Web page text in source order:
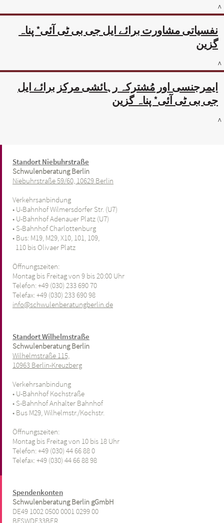
^
نفسیاتی مشاورت برائے ایل جی بی ٹی آئی* پناہ
گزین
^
ایمرجنسی اور مُشترکہ رہائشی مرکز برائے ایل
جی بی ٹی آئی* پناہ گزین
^
Standort Niebuhrstraße
Schwulenberatung Berlin
Niebuhrstraße 59/60, 10629 Berlin
Verkehrsanbindung
• U-Bahnhof Wilmersdorfer Str. (U7)
• U-Bahnhof Adenauer Platz (U7)
• S-Bahnhof Charlottenburg
• Bus: M19, M29, X10, 101, 109,
110 bis Olivaer Platz
Öffnungszeiten:
Montag bis Freitag von 9 bis 20:00 Uhr
Telefon: +49 (030) 233 690 70
Telefax: +49 (030) 233 690 98
info@schwulenberatungberlin.de
Standort Wilhelmstraße
Schwulenberatung Berlin
Wilhelmstraße 115,
10963 Berlin-Kreuzberg
Verkehrsanbindung
• U-Bahnhof Kochstraße
• S-Bahnhof Anhalter Bahnhof
• Bus M29, Wilhelmstr./Kochstr.
Öffnungszeiten:
Montag bis Freitag von 10 bis 18 Uhr
Telefon: +49 (030) 44 66 88 0
Telefax: +49 (030) 44 66 88 98
Spendenkonten
Schwulenberatung Berlin gGmbH
DE49 1002 0500 0001 0299 00
BFSWDE33BER